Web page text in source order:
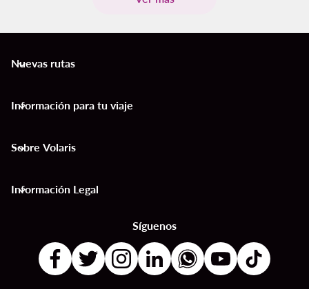
Nuevas rutas
keyboard_arrow_down
Información para tu viaje
keyboard_arrow_down
Sobre Volaris
keyboard_arrow_down
Información Legal
keyboard_arrow_down
Síguenos